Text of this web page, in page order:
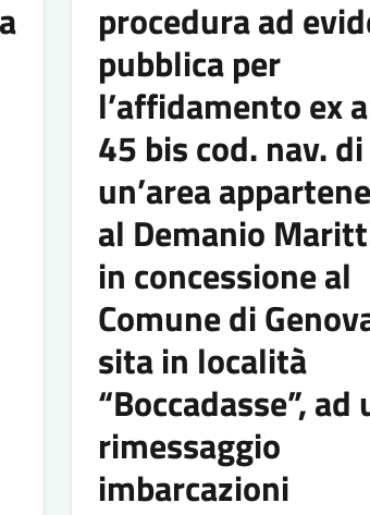
procedura ad
pubblica per
l’affidamento ex
45 bis cod. nav. di
un’area
al Demanio
in concessione al
Comune di
sita in località
“Boccadasse”, ad
rimessaggio
imbarcazioni